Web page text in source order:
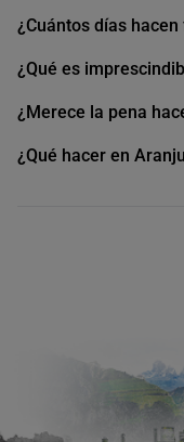
en este destino.
Si te apetecealgo
narrativa.
Enbuendía solemos
¿Cuántos días
¿Qué es
¿Merece la pena
¿Qué hacer en